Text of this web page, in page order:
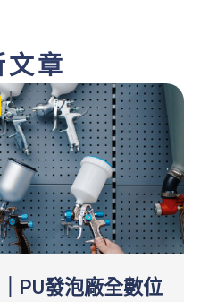
文章
PU發泡廠全數位